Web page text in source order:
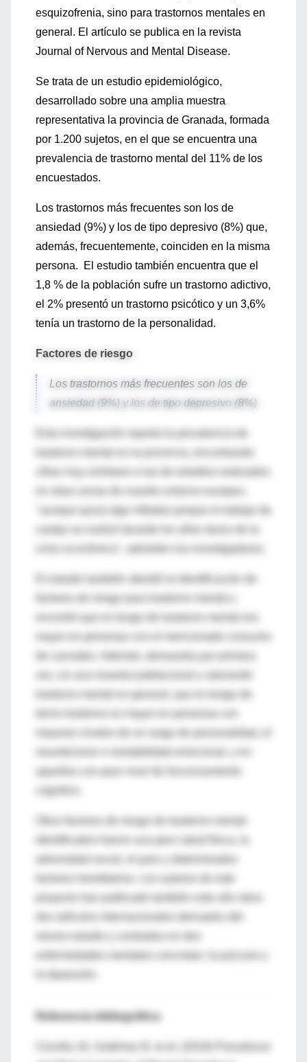
esquizofrenia, sino para trastornos mentales en
general. El artículo se publica en la revista
Journal of Nervous and Mental Disease.
Se trata de un estudio epidemiológico,
desarrollado sobre una amplia muestra
representativa la provincia de Granada, formada
por 1.200 sujetos, en el que se encuentra una
prevalencia de trastorno mental del 11% de los
encuestados.
Los trastornos más frecuentes son los de
ansiedad (9%) y los de tipo depresivo (8%) que,
además, frecuentemente, coinciden en la misma
persona. El estudio también encuentra que el
1,8 % de la población sufre un trastorno adictivo,
el 2% presentó un trastorno psicótico y un 3,6%
tenía un trastorno de la personalidad.
Factores de riesgo
Los trastornos más frecuentes son los de
ansiedad (9%) y los de tipo depresivo (8%)
Esta investigación reporta la prevalencia de
en otras zonas de nuestro entorno europeo,
"aunque quizá algo infladas porque el trabajo de
campo se realizó durante los años duros de la
crisis económica", advierten los investigadores.
factores de riesgo para trastorno mental y
encontró que el riesgo de trastorno mental era
mayor en personas con el mencionado consumo
trastorno mental en general, que el riesgo de
dicho trastorno es mayor en personas con
mayores niveles de un rasgo de personalidad, el
aquellas con peor nivel de funcionamiento
cognitivo.
Otros factores de riesgo de trastorno mental
Referencia bibliográfica: